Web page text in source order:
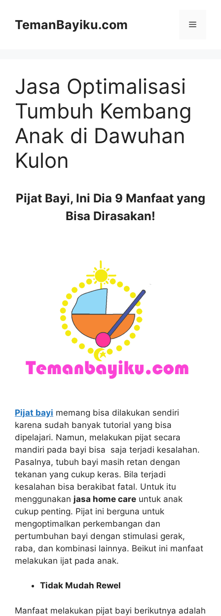
TemanBayiku.com Menu
Jasa Optimalisasi
Tumbuh Kembang
Anak di Dawuhan
Kulon
Pijat Bayi, Ini Dia 9 Manfaat yang
Bisa Dirasakan!
Pijat bayi memang bisa dilakukan sendiri
karena sudah banyak tutorial yang bisa
dipelajari. Namun, melakukan pijat secara
mandiri pada bayi bisa saja terjadi kesalahan.
Pasalnya, tubuh bayi masih retan dengan
tekanan yang cukup keras. Bila terjadi
kesalahan bisa berakibat fatal. Untuk itu
menggunakan jasa home care untuk anak
cukup penting. Pijat ini berguna untuk
mengoptimalkan perkembangan dan
pertumbuhan bayi dengan stimulasi gerak,
raba, dan kombinasi lainnya. Beikut ini manfaat
melakukan ijat pada anak.
Tidak Mudah Rewel
Manfaat melakukan pijat bayi berikutnya adalah